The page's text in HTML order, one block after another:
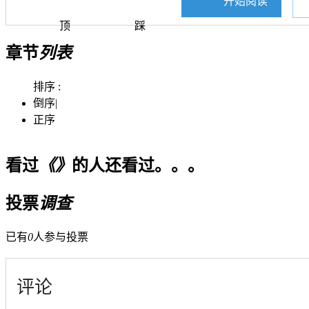
顶 踩
章节列表
排序 :
倒序|
正序
看过《》 的人还看过。。。
投票调查
已有0人参与投票
评论